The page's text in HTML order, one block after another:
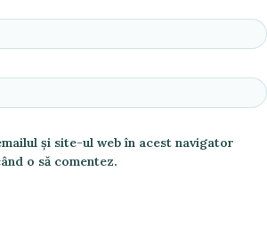
și site-ul web în acest navigator
o să comentez.